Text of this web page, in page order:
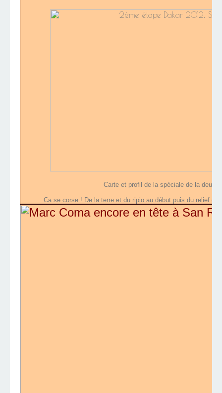
Carte et profil de la spéciale de la
Ca se corse ! De la terre et du ripio au début puis du relief